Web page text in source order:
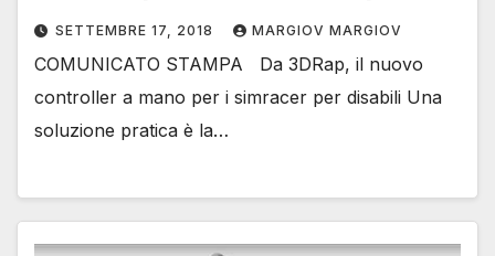
SETTEMBRE 17, 2018 MARGIOV MARGIOV
COMUNICATO STAMPA Da 3DRap, il nuovo
controller a mano per i simracer per disabili Una
soluzione pratica è la…